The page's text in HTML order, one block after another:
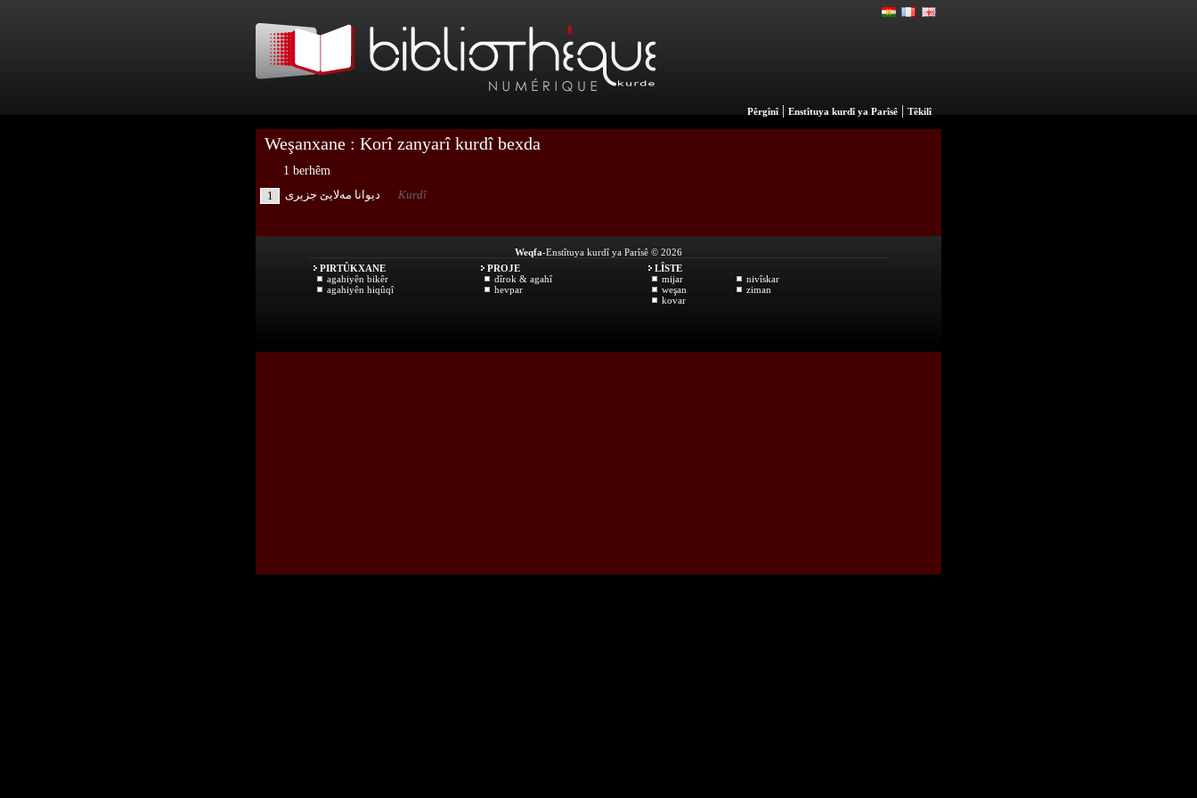
Pêrgînî| Enstîtuya kurdî ya Parîsê | Têkilî
Weşanxane : Korî zanyarî kurdî bexda
1 berhêm
1
دیوانا مه‌لایێ جزیری Kurdî
Weqfa-Enstîtuya kurdî ya Parîsê © 2026
PIRTÛKXANE
agahiyên bikêr
agahiyên hiqûqî
PROJE
dîrok & agahî
hevpar
LÎSTE
mijar
nivîskar
weşan
ziman
kovar